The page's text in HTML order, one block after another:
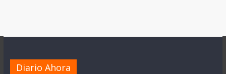
Diario Ahora